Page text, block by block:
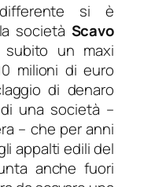
si è
società Scavo
subito un maxi
milioni di euro
di denaro
una società –
– che per anni
appalti edili del
anche fuori